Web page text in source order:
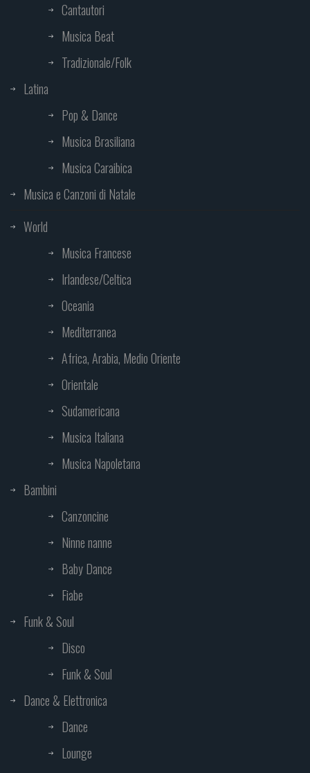
Cantautori
Musica Beat
Tradizionale/Folk
Latina
Pop & Dance
Musica Brasiliana
Musica Caraibica
Musica e Canzoni di Natale
World
Musica Francese
Irlandese/Celtica
Oceania
Mediterranea
Africa, Arabia, Medio Oriente
Orientale
Sudamericana
Musica Italiana
Musica Napoletana
Bambini
Canzoncine
Ninne nanne
Baby Dance
Fiabe
Funk & Soul
Disco
Funk & Soul
Dance & Elettronica
Dance
Lounge